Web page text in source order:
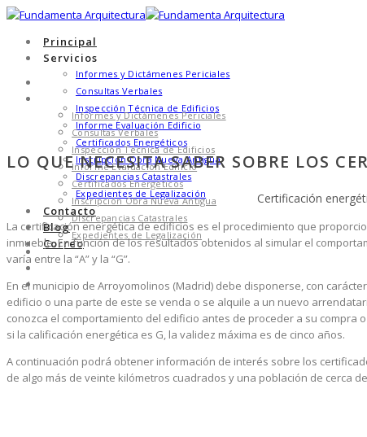
Principal
Servicios
Informes y Dictámenes Periciales
Consultas Verbales
Inspección Técnica de Edificios
Informe Evaluación Edificio
Certificados Energéticos
Inscripción Obra Nueva Antigua
Discrepancias Catastrales
Expedientes de Legalización
Contacto
Blog
Correo
Principal
Servicios
Informes y Dictámenes Periciales
Consultas Verbales
Inspección Técnica de Edificios
Informe Evaluación Edificio
Certificados Energéticos
Inscripción Obra Nueva Antigua
Discrepancias Catastrales
Expedientes de Legalización
Contacto
Blog
Correo
LO QUE NECESITA SABER SOBRE LOS
Certificación
La certificación energética de edificios es el procedimiento que
inmueble. En función de los resultados obtenidos al simular el
varía entre la “A” y la “G”.
En el municipio de Arroyomolinos (Madrid) debe disponerse, con
edificio o una parte de este se venda o se alquile a un nuevo
conozca el comportamiento del edificio antes de proceder a su compra
si la calificación energética es G, la validez máxima es de cinco años.
A continuación podrá obtener información de interés sobre los
de algo más de veinte kilómetros cuadrados y una población de cerca